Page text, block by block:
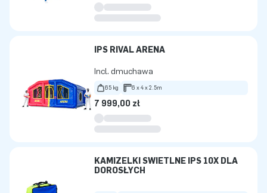
IPS RIVAL ARENA
Incl. dmuchawa
65 kg 6 x 4 x 2.5m
7 999,00 zł
KAMIZELKI ŚWIETLNE IPS 10X DLA
DOROSŁYCH